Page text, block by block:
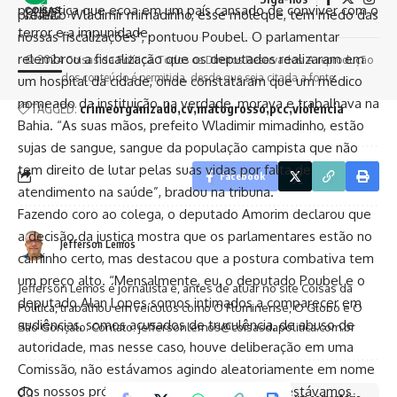
por justiça que ecoa em um país cansado de conviver com o
terror e a impunidade.
TAGGED: crimeorganizado cv matogrosso pcc violencia
Facebook
Jefferson Lemos
Jefferson Lemos é jornalista e, antes de atuar no site Coisas da
Política, trabalhou em veículos como O Fluminense, O Globo e O
São Gonçalo. Contato: jeffersonlemos@coisasdapolitica.com.br
prefeito Wladimir mimadinho, esse moleque, tem medo das
nossas fiscalizações”, pontuou Poubel. O parlamentar
relembrou a fiscalização que os deputados realizaram em
um hospital da cidade, onde constataram que um médico
nomeado da instituição, na verdade, morava e trabalhava na
Bahia. “As suas mãos, prefeito Wladimir mimadinho, estão
sujas de sangue, sangue da população campista que não
tem direito de lutar pelas suas vidas por falta de
atendimento na saúde”, bradou na tribuna.
Fazendo coro ao colega, o deputado Amorim declarou que
a decisão da justiça mostra que os parlamentares estão no
caminho certo, mas destacou que a postura combativa tem
um preço alto. “Mensalmente, eu, o deputado Poubel e o
deputado Alan Lopes somos intimados a comparecer em
audiências, somos acusados de truculência, de abuso de
autoridade, mas nesse caso, houve deliberação em uma
Comissão, não estávamos agindo aleatoriamente em nome
dos nossos próprios mandatos, ao contrário, estávamos
© 2024 Coisas da Política. Todos os Direitos Reservados. A reprodução
dos conteúdo é permitida, desde que seja citada a fonte.